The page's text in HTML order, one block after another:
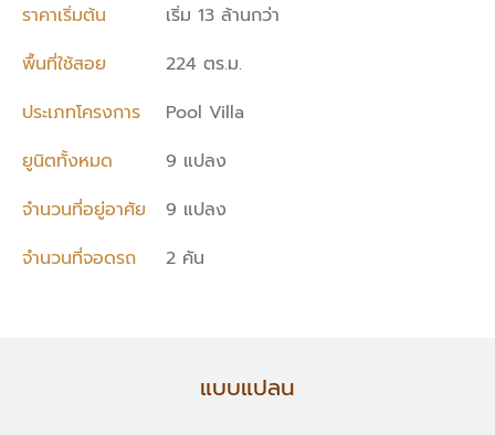
ราคาเริ่มต้น
เริ่ม 13 ล้านกว่า
พื้นที่ใช้สอย
224 ตร.ม.
ประเภทโครงการ
Pool Villa
ยูนิตทั้งหมด
9 แปลง
จำนวนที่อยู่อาศัย
9 แปลง
จำนวนที่จอดรถ
2 คัน
แบบแปลน